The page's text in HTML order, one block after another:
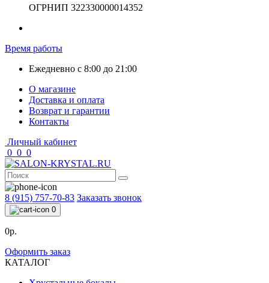
ОГРНИП 322330000014352
Время работы
Ежедневно с 8:00 до 21:00
О магазине
Доставка и оплата
Возврат и гарантии
Контакты
Личный кабинет
0 0 0
8 (915) 757-70-83 Заказать звонок
0
0р.
Оформить заказ
КАТАЛОГ